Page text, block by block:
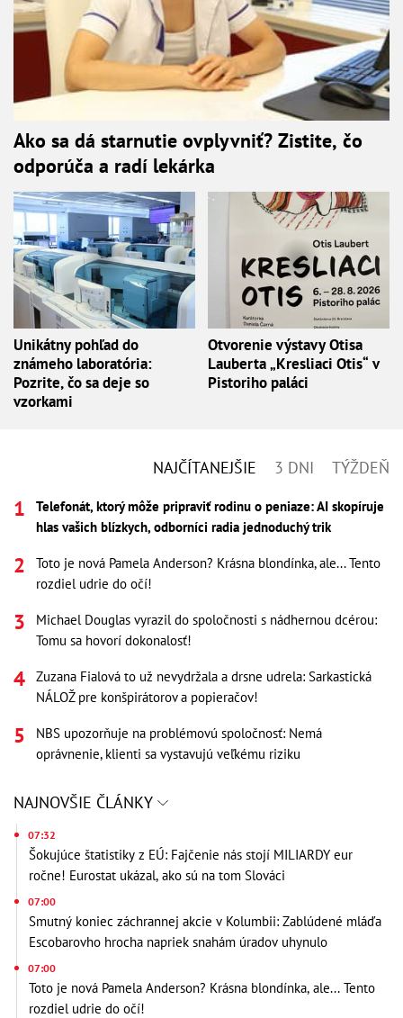
Ako sa dá starnutie ovplyvniť? Zistite, čo
odporúča a radí lekárka
Unikátny pohľad do
známeho laboratória:
Pozrite, čo sa deje so
vzorkami
Otvorenie výstavy Otisa
Lauberta „Kresliaci Otis“ v
Pistoriho paláci
NAJČÍTANEJŠIE 3 DNI TÝŽDEŇ
Telefonát, ktorý môže pripraviť rodinu o peniaze: AI skopíruje
hlas vašich blízkych, odborníci radia jednoduchý trik
Toto je nová Pamela Anderson? Krásna blondínka, ale... Tento
rozdiel udrie do očí!
Michael Douglas vyrazil do spoločnosti s nádhernou dcérou:
Tomu sa hovorí dokonalosť!
Zuzana Fialová to už nevydržala a drsne udrela: Sarkastická
NÁLOŽ pre konšpirátorov a popieračov!
NBS upozorňuje na problémovú spoločnosť: Nemá
oprávnenie, klienti sa vystavujú veľkému riziku
NAJNOVŠIE ČLÁNKY
07:32
Šokujúce štatistiky z EÚ: Fajčenie nás stojí MILIARDY eur
ročne! Eurostat ukázal, ako sú na tom Slováci
07:00
Smutný koniec záchrannej akcie v Kolumbii: Zablúdené mláďa
Escobarovho hrocha napriek snahám úradov uhynulo
07:00
Toto je nová Pamela Anderson? Krásna blondínka, ale... Tento
rozdiel udrie do očí!